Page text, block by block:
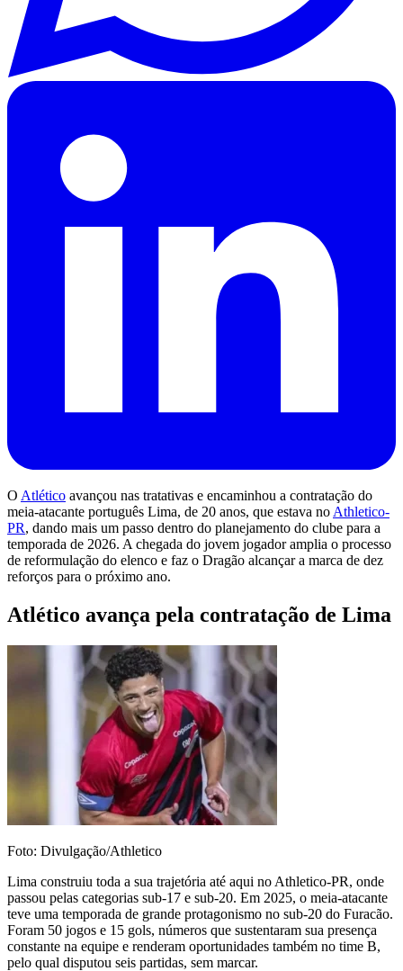
O Atlético avançou nas tratativas e encaminhou a contratação do
meia-atacante português Lima, de 20 anos, que estava no Athletico-
PR, dando mais um passo dentro do planejamento do clube para a
temporada de 2026. A chegada do jovem jogador amplia o processo
de reformulação do elenco e faz o Dragão alcançar a marca de dez
reforços para o próximo ano.
Atlético avança pela contratação de Lima
Foto: Divulgação/Athletico
Lima construiu toda a sua trajetória até aqui no Athletico-PR, onde
passou pelas categorias sub-17 e sub-20. Em 2025, o meia-atacante
teve uma temporada de grande protagonismo no sub-20 do Furacão.
Foram 50 jogos e 15 gols, números que sustentaram sua presença
constante na equipe e renderam oportunidades também no time B,
pelo qual disputou seis partidas, sem marcar.